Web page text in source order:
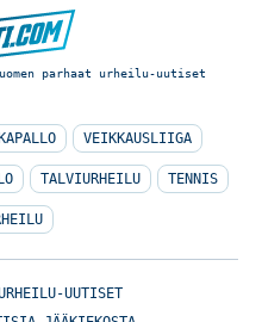
parhaat urheilu-uutiset
VEIKKAUSLIIGA
TALVIURHEILU TENNIS
UUTISET